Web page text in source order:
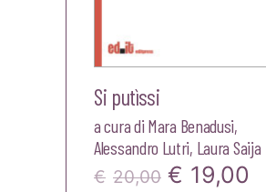
Si putìssi
a cura di Mara Benadusi,
Alessandro Lutri, Laura Saija
€ 20,00 Il
€ 19,00